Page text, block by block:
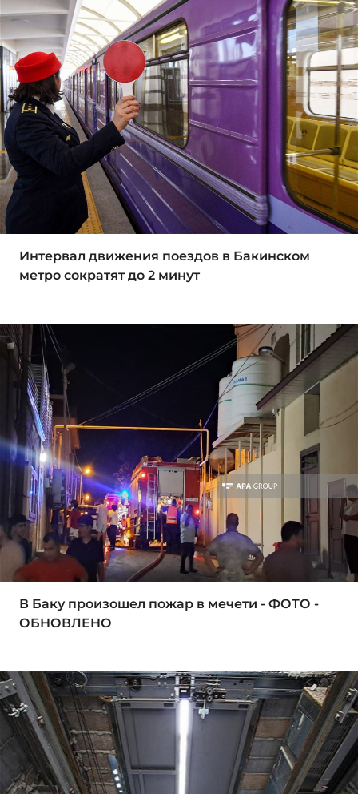
Интервал движения поездов в Бакинском
метро сократят до 2 минут
В Баку произошел пожар в мечети - ФОТО -
ОБНОВЛЕНО